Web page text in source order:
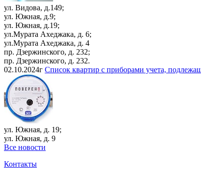
ул. Видова, д.149;
ул. Южная, д.9;
ул. Южная, д.19;
ул.Мурата Ахеджака, д. 6;
ул.Мурата Ахеджака, д. 4
пр. Дзержинского, д. 232;
пр. Дзержинского, д. 232.
02.10.2024г Список квартир с приборами учета,
ул. Южная, д. 19;
ул. Южная, д. 9
Все новости
Контакты